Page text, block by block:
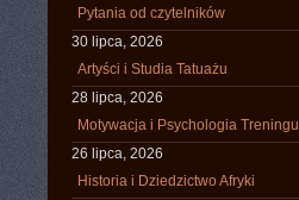
Pytania od czytelników
30 lipca, 2026
Artyści i Studia Tatuażu
28 lipca, 2026
Motywacja i Psychologia Treningu
26 lipca, 2026
Historia i Dziedzictwo Afryki